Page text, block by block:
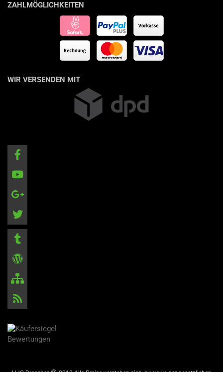
ZAHLMÖGLICHKEITEN
WIR VERSENDEN MIT